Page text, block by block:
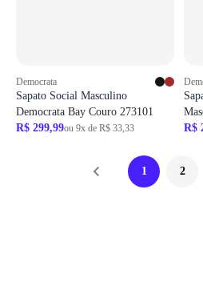
Democrata
Sapato Social Masculino
Democrata Bay Couro 273101
R$ 299,99ou 9x de R$ 33,33
R$
1 2